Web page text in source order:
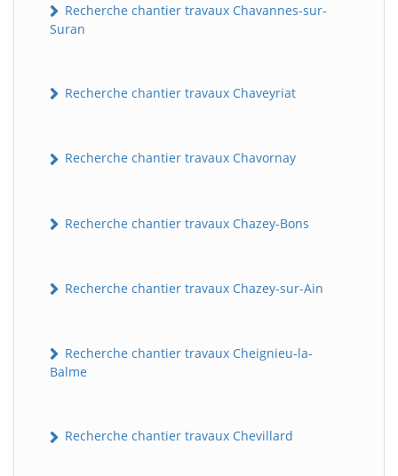
Recherche chantier travaux Chavannes-sur-
Suran
Recherche chantier travaux Chaveyriat
Recherche chantier travaux Chavornay
Recherche chantier travaux Chazey-Bons
Recherche chantier travaux Chazey-sur-Ain
Recherche chantier travaux Cheignieu-la-
Balme
Recherche chantier travaux Chevillard